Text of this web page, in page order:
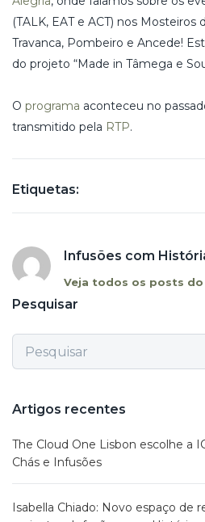
(TALK, EAT e ACT) nos Mosteiros
Travanca, Pombeiro e Ancede!
do projeto “Made in Tâmega e
O programa aconteceu no
transmitido pela RTP.
Etiquetas:
Infusões com
Veja todos os posts
Pesquisar
Artigos recentes
The Cloud One Lisbon escolhe a
Chás e Infusões
Isabella Chiado: Novo espaço de